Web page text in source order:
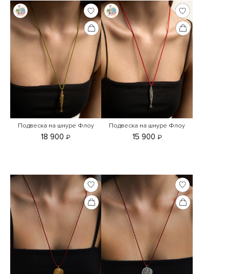
Подвеска на шнуре Флоу
18 900₽
Подвеска на шнуре Флоу
15 900 ₽